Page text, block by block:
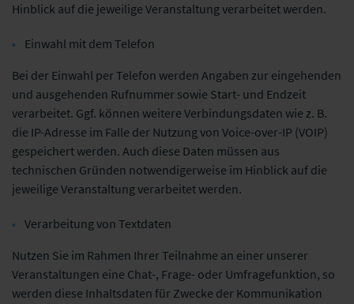
Hinblick auf die jeweilige Veranstaltung verarbeitet werden.
Einwahl mit dem Telefon
Bei der Einwahl per Telefon werden Angaben zur eingehenden
und ausgehenden Rufnummer sowie Start- und Endzeit
verarbeitet. Ggf. können weitere Verbindungsdaten wie z. B.
die IP-Adresse im Falle der Nutzung von Voice-over-IP (VOIP)
gespeichert werden. Auch diese Daten müssen aus
technischen Gründen notwendigerweise im Hinblick auf die
jeweilige Veranstaltung verarbeitet werden.
Verarbeitung von Textdaten
Nutzen Sie im Rahmen Ihrer Teilnahme an einer unserer
Veranstaltungen eine Chat-, Frage- oder Umfragefunktion, so
werden diese Inhaltsdaten für Zwecke der Kommunikation